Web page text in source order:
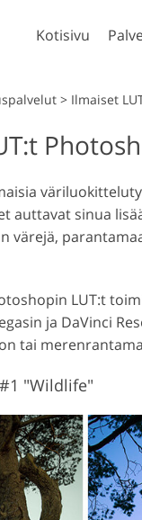
Kotisivu
muokkaus
valokuvien
Koko
> Ilmaiset
auttavat sinua
värejä,
LUT:t
ja DaVinci
tai
"Wildlife"